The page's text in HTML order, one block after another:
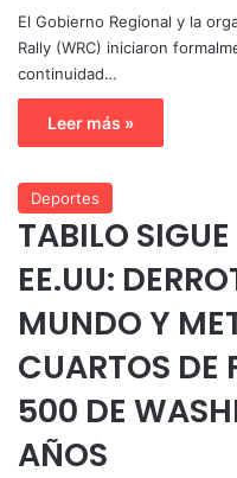
El Gobierno Regional y la
Rally (WRC) iniciaron
continuidad…
Leer más »
Deportes
TABILO
EE.UU:
MUNDO Y
CUARTOS DE
500 DE
AÑOS